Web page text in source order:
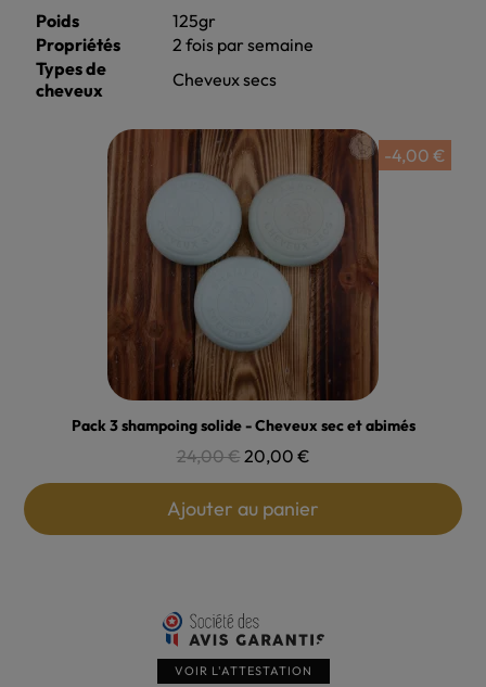
Poids
125gr
Propriétés
2 fois par semaine
Types de
cheveux
Cheveux secs
Aperçu rapide
-4,00 €
Pack 3 shampoing solide - Cheveux sec et abimés
24,00 € 20,00 €
Ajouter au panier
VOIR L'ATTESTATION